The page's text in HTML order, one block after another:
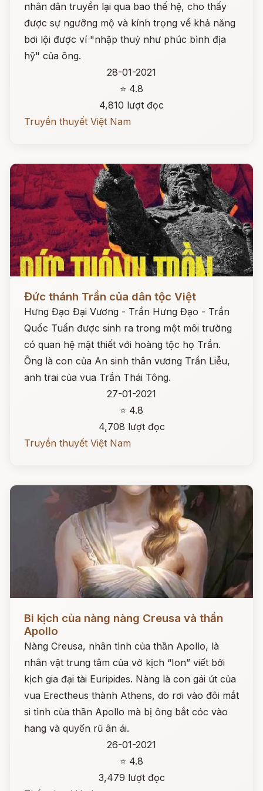
nhân dân truyền lại qua bao thế hệ, cho thấy
được sự ngưỡng mộ và kính trọng về khả năng
bơi lội được ví "nhập thuỷ như phúc bình địa
hỹ" của ông.
28-01-2021
⭐ 4.8
4,810 lượt đọc
Truyền thuyết Việt Nam
Đức thánh Trần của dân tộc Việt
Hưng Đạo Đại Vương - Trần Hưng Đạo - Trần
Quốc Tuấn được sinh ra trong một môi trường
có quan hệ mật thiết với hoàng tộc họ Trần.
Ông là con của An sinh thân vương Trần Liễu,
anh trai của vua Trần Thái Tông.
27-01-2021
⭐ 4.8
4,708 lượt đọc
Truyền thuyết Việt Nam
Bi kịch của nàng nàng Creusa và thần
Apollo
Nàng Creusa, nhân tình của thần Apollo, là
nhân vật trung tâm của vở kịch “Ion” viết bởi
kịch gia đại tài Euripides. Nàng là con gái út của
vua Erectheus thành Athens, do rơi vào đôi mắt
si tình của thần Apollo mà bị ông bắt cóc vào
hang và quyến rũ ân ái.
26-01-2021
⭐ 4.8
3,479 lượt đọc